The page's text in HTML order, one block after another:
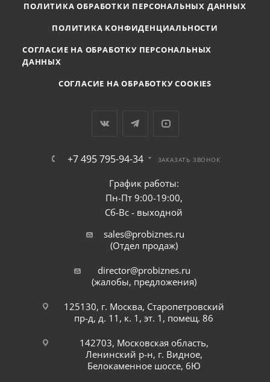
ПОЛИТИКА ОБРАБОТКИ ПЕРСОНАЛЬНЫХ ДАННЫХ
ПОЛИТИКА КОНФИДЕНЦИАЛЬНОСТИ
СОГЛАСИЕ НА ОБРАБОТКУ ПЕРСОНАЛЬНЫХ
ДАННЫХ
СОГЛАСИЕ НА ОБРАБОТКУ COOKIES
+7 495 795-94-34 ЗАКАЗАТЬ ЗВОНОК
График работы:
Пн-Пт 9:00-19:00,
Сб-Вс - выходной
sales@probiznes.ru
(Отдел продаж)
director@probiznes.ru
(жалобы, предложения)
125130, г. Москва, Старопетровский
пр-д, д. 11, к. 1, эт. 1, помещ. 86
142703, Московская область,
Ленинский р-н, г. Видное,
Белокаменное шоссе, 6Ю